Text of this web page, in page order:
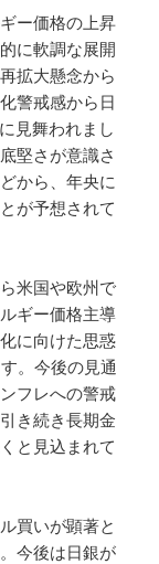
ー価格の上昇
に軟調な展開
拡大懸念から
警戒感から日
見舞われまし
堅さが意識さ
から、年央に
が予想されて
米国や欧州で
ギー価格主導
に向けた思惑
。今後の見通
フレへの警戒
き続き長期金
と見込まれて
買いが顕著と
今後は日銀が